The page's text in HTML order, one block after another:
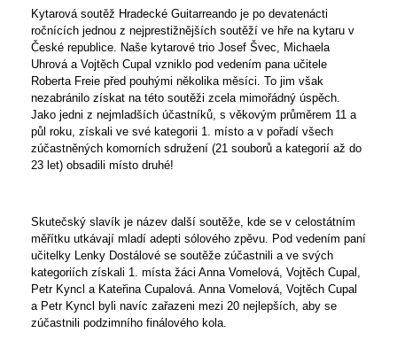
Kytarová soutěž Hradecké Guitarreando je po devatenácti
ročnících jednou z nejprestižnějších soutěží ve hře na kytaru v
České republice. Naše kytarové trio Josef Švec, Michaela
Uhrová a Vojtěch Cupal vzniklo pod vedením pana učitele
Roberta Freie před pouhými několika měsíci. To jim však
nezabránilo získat na této soutěži zcela mimořádný úspěch.
Jako jedni z nejmladších účastníků, s věkovým průměrem 11 a
půl roku, získali ve své kategorii 1. místo a v pořadí všech
zúčastněných komorních sdružení (21 souborů a kategorií až do
23 let) obsadili místo druhé!
Skutečský slavík je název další soutěže, kde se v celostátním
měřítku utkávají mladí adepti sólového zpěvu. Pod vedením paní
učitelky Lenky Dostálové se soutěže zúčastnili a ve svých
kategoriích získali 1. místa žáci Anna Vomelová, Vojtěch Cupal,
Petr Kyncl a Kateřina Cupalová. Anna Vomelová, Vojtěch Cupal
a Petr Kyncl byli navíc zařazeni mezi 20 nejlepších, aby se
zúčastnili podzimního finálového kola.